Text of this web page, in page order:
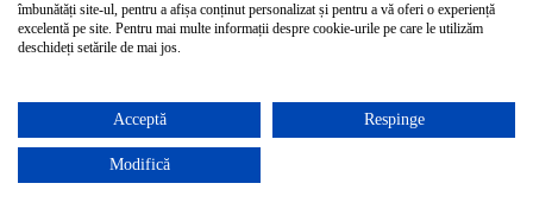
Produsele comandate le primești prin curier, astfel:
- Livrare la adresă - costul este de 19.99 Lei.
Gratis - pentru comenzi cu o valoare mai mare de 299.90 de Lei.
Pentru detalii complete privind livrarea și plata vă rugăm să accesați
îmbunătăți site-ul, pentru a afișa conținut personalizat și pentru a vă oferi o experiență
excelentă pe site. Pentru mai multe informații despre cookie-urile pe care le utilizăm
deschideți setările de mai jos.
Acceptă Respinge
Modifică